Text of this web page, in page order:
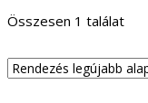
Összesen 1 találat